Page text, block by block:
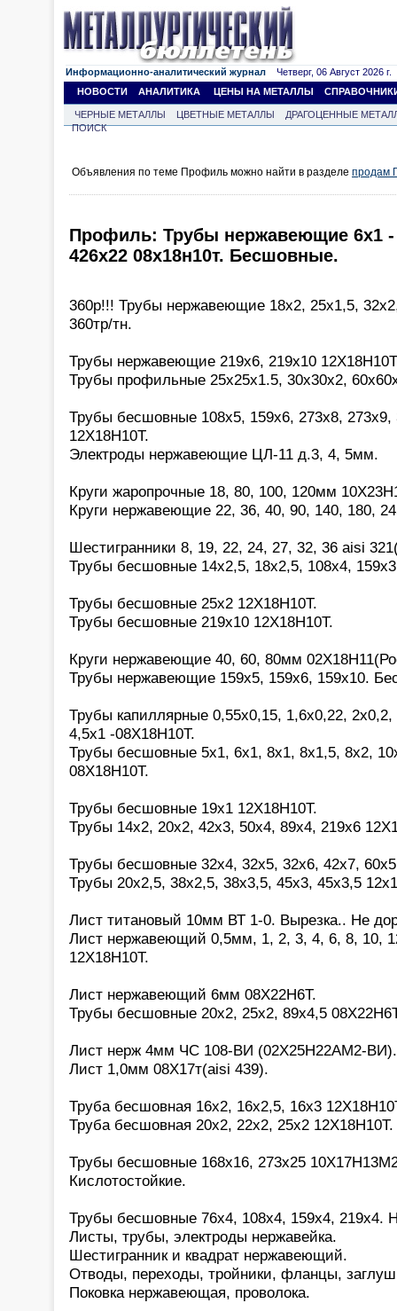
Информационно-аналитический журнал Четверг, 06 Август 2026 г.
НОВОСТИ
АНАЛИТИКА ЦЕНЫ НА МЕТАЛЛЫ
ЧЕРНЫЕ МЕТАЛЛЫ ЦВЕТНЫЕ МЕТАЛЛЫ
ДРАГОЦЕННЫЕ
ПОИСК
Объявления по теме Профиль можно найти в разделе продам
Профиль: Трубы нержавеющие 6х1 -
426х22 08х18н10т. Бесшовные.
360р!!! Трубы нержавеющие 18х2, 25х1,5,
360тр/тн.
Трубы нержавеющие 219х6, 219х10
Трубы профильные 25х25х1.5, 30х30х2,
Трубы бесшовные 108х5, 159х6, 273х8, 273х9,
12Х18Н10Т.
Электроды нержавеющие ЦЛ-11 д.3, 4, 5мм.
Круги жаропрочные 18, 80, 100, 120мм
Круги нержавеющие 22, 36, 40, 90, 140, 180,
Шестигранники 8, 19, 22, 24, 27, 32, 36 aisi
Трубы бесшовные 14х2,5, 18х2,5, 108х4,
Трубы бесшовные 25х2 12Х18Н10Т.
Трубы бесшовные 219х10 12Х18Н10Т.
Круги нержавеющие 40, 60, 80мм
Трубы нержавеющие 159х5, 159х6, 159х10.
Трубы капиллярные 0,55х0,15, 1,6х0,22,
4,5х1 -08Х18Н10Т.
Трубы бесшовные 5х1, 6х1, 8х1, 8х1,5, 8х2,
08Х18Н10Т.
Трубы бесшовные 19х1 12Х18Н10Т.
Трубы 14х2, 20х2, 42х3, 50х4, 89х4, 219х6
Трубы бесшовные 32х4, 32х5, 32х6, 42х7,
Трубы 20х2,5, 38х2,5, 38х3,5, 45х3, 45х3,5
Лист титановый 10мм ВТ 1-0. Вырезка.. Не
Лист нержавеющий 0,5мм, 1, 2, 3, 4, 6, 8, 10,
12Х18Н10Т.
Лист нержавеющий 6мм 08Х22Н6Т.
Трубы бесшовные 20х2, 25х2, 89х4,5
Лист нерж 4мм ЧС 108-ВИ (02Х25Н22АМ2-ВИ).
Лист 1,0мм 08Х17т(aisi 439).
Труба бесшовная 16х2, 16х2,5, 16х3
Труба бесшовная 20х2, 22х2, 25х2 12Х18Н10Т.
Трубы бесшовные 168х16, 273х25
Кислотостойкие.
Трубы бесшовные 76х4, 108х4, 159х4, 219х4.
Листы, трубы, электроды нержавейка.
Шестигранник и квадрат нержавеющий.
Отводы, переходы, тройники, фланцы,
Поковка нержавеющая, проволока.